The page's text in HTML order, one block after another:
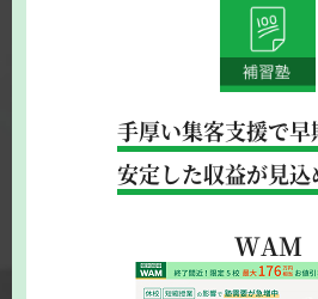
手厚い集客支援で早
安定した収益が見
WAM